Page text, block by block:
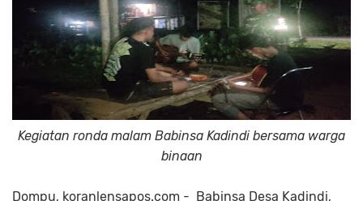
Kegiatan ronda malam Babinsa Kadindi bersama warga
binaan
Dompu, koranlensapos.com - Babinsa Desa Kadindi,